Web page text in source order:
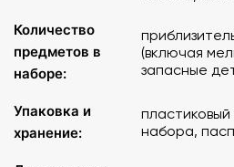
Зеркало – 1 шт.
Экран двусторонний – 1 шт.
Методические указания – 1 шт.
Паспорт – 1 шт.
Количество
предметов в
наборе:
(включая
запасные
Упаковка и
хранение:
набора,